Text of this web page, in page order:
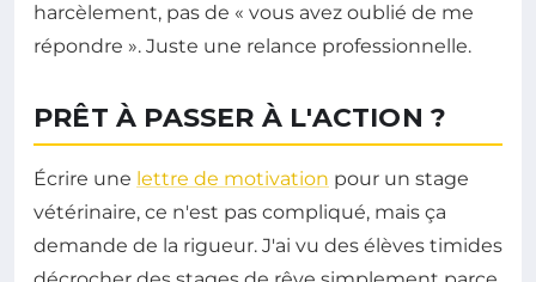
harcèlement, pas de « vous avez oublié de me
répondre ». Juste une relance professionnelle.
PRÊT À PASSER À L'ACTION ?
Écrire une lettre de motivation pour un stage
vétérinaire, ce n'est pas compliqué, mais ça
demande de la rigueur. J'ai vu des élèves timides